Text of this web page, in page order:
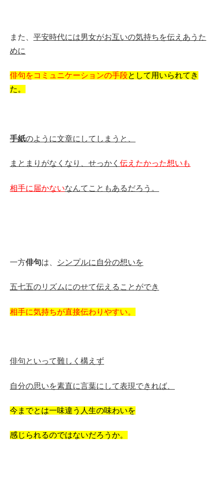
また、 平安時代には男女がお互いの気持ちを伝えあうた
めに
俳句をコミュニケーションの手段として用いられてき
た。
手紙のように文章にしてしまうと、
まとまりがなくなり、せっかく 伝えたかった想いも
相手に届かないなんてこともあるだろう。
一方俳句は、 シンプルに自分の想いを
五七五のリズムにのせて伝えることができ
相手に気持ちが直接伝わりやすい。
俳句といって難しく構えず
自分の思いを素直に言葉にして表現できれば、
今までとは一味違う人生の味わいを
感じられるのではないだろうか。